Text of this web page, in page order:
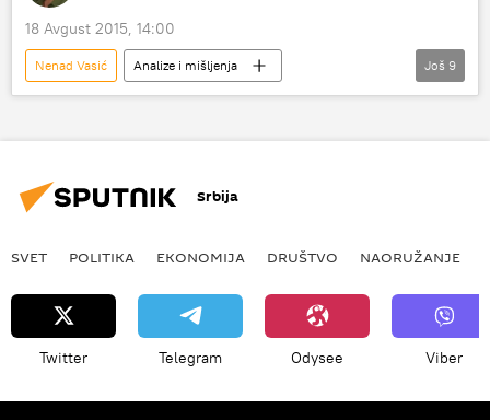
18 Avgust 2015, 14:00
Nenad Vasić
Analize i mišljenja
Komentari i Analitika
Srbija
Kosovo i Metohija (KiM)
Još 9
Srbija
SVET POLITIKA EKONOMIJA DRUŠTVO NAORUŽANJE
Twitter Telegram Odysee Viber